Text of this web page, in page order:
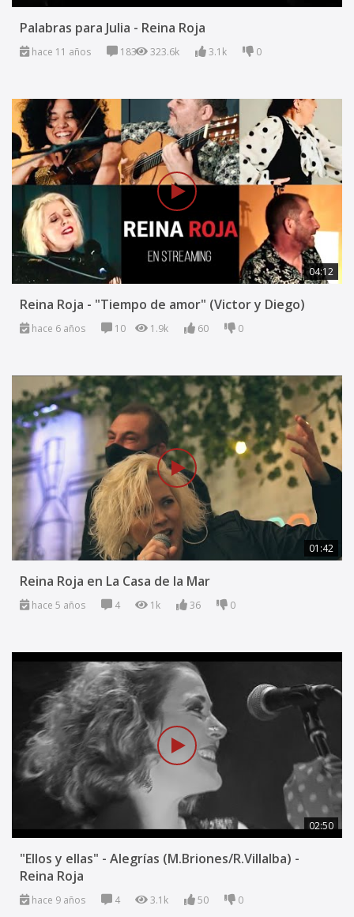
Palabras para Julia - Reina Roja
hace 11 años 183 323.6k 3.1k 0
04:12
Reina Roja - "Tiempo de amor" (Victor y Diego)
hace 6 años 10 1.9k 60 0
01:42
Reina Roja en La Casa de la Mar
hace 5 años 4 1k 36 0
02:50
"Ellos y ellas" - Alegrías (M.Briones/R.Villalba) -
Reina Roja
hace 9 años 4 3.1k 50 0